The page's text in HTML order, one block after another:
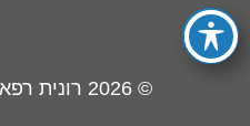
© 2026 רונית